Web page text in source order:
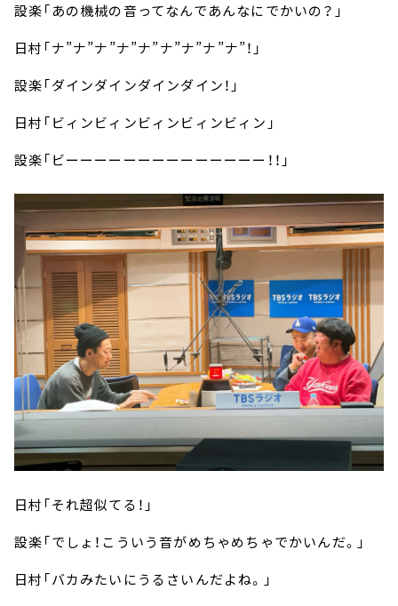
設楽「あの機械の音ってなんであんなにでかいの？」
日村「ナ”ナ”ナ”ナ”ナ”ナ”ナ”ナ”ナ”！」
設楽「ダインダインダインダイン！」
日村「ビィンビィンビィンビィンビィン」
設楽「ビーーーーーーーーーーーーーー！！」
日村「それ超似てる！」
設楽「でしょ！こういう音がめちゃめちゃでかいんだ。」
日村「バカみたいにうるさいんだよね。」